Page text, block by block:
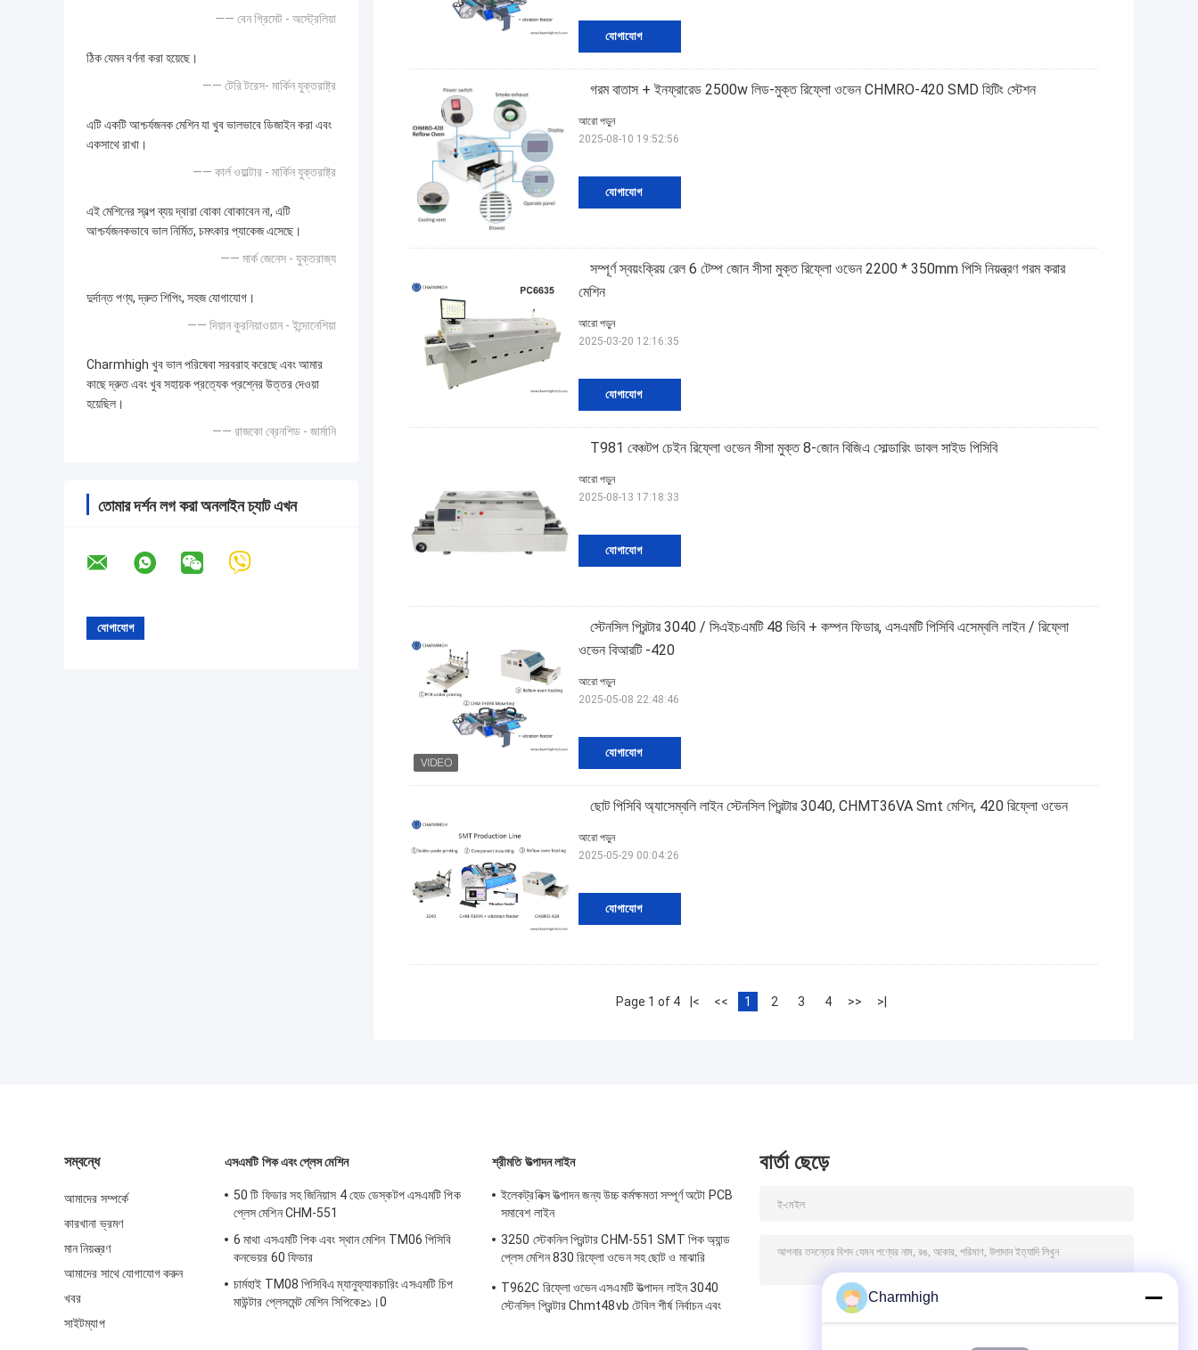
—— বেন গ্রিমেট - অস্ট্রেলিয়া
ঠিক যেমন বর্ণনা করা হয়েছে।
—— টেরি টরেস- মার্কিন যুক্তরাষ্ট্র
এটি একটি আশ্চর্যজনক মেশিন যা খুব ভালভাবে ডিজাইন করা এবং
একসাথে রাখা।
—— কার্ল ওয়াল্টার - মার্কিন যুক্তরাষ্ট্র
এই মেশিনের স্বল্প ব্যয় দ্বারা বোকা বোকাবেন না, এটি
আশ্চর্যজনকভাবে ভাল নির্মিত, চমৎকার প্যাকেজ এসেছে।
—— মার্ক জেনেস - যুক্তরাজ্য
দুর্দান্ত পণ্য, দ্রুত শিপিং, সহজ যোগাযোগ।
—— দিয়ান কুরনিয়াওয়ান - ইন্দোনেশিয়া
Charmhigh খুব ভাল পরিষেবা সরবরাহ করেছে এবং আমার
কাছে দ্রুত এবং খুব সহায়ক প্রত্যেক প্রশ্নের উত্তর দেওয়া
হয়েছিল।
—— রাজকো ব্রেনশিড - জার্মানি
তোমার দর্শন লগ করা অনলাইন চ্যাট এখন
যোগাযোগ
গরম বাতাস + ইনফ্রারেড 2500w লিড-মুক্ত রিফ্লো ওভেন CHMRO-420 SMD হিটিং স্টেশন
যোগাযোগ
আরো পড়ুন
2025-08-10 19:52:56
সম্পূর্ণ স্বয়ংক্রিয় রেল 6 টেম্প জোন সীসা মুক্ত রিফ্লো ওভেন 2200 * 350mm পিসি নিয়ন্ত্রণ গরম করার
মেশিন
যোগাযোগ
আরো পড়ুন
2025-03-20 12:16:35
T981 বেঞ্চটপ চেইন রিফ্লো ওভেন সীসা মুক্ত 8-জোন বিজিএ সোল্ডারিং ডাবল সাইড পিসিবি
যোগাযোগ
আরো পড়ুন
2025-08-13 17:18:33
স্টেনসিল প্রিন্টার 3040 / সিএইচএমটি 48 ভিবি + কম্পন ফিডার, এসএমটি পিসিবি এসেম্বলি লাইন / রিফ্লো
ওভেন বিআরটি -420
যোগাযোগ
আরো পড়ুন
2025-05-08 22:48:46
ছোট পিসিবি অ্যাসেম্বলি লাইন স্টেনসিল প্রিন্টার 3040, CHMT36VA Smt মেশিন, 420 রিফ্লো ওভেন
যোগাযোগ
আরো পড়ুন
2025-05-29 00:04:26
Page 1 of 4 |< << 1 2 3 4 >> >|
সম্বন্ধে
আমাদের সম্পর্কে
কারখানা ভ্রমণ
মান নিয়ন্ত্রণ
আমাদের সাথে যোগাযোগ করুন
খবর
সাইটম্যাপ
এসএমটি পিক এবং প্লেস মেশিন
50 টি ফিডার সহ জিনিয়াস 4 হেড ডেস্কটপ এসএমটি পিক
প্লেস মেশিন CHM-551
6 মাথা এসএমটি পিক এবং স্থান মেশিন TM06 পিসিবি
কনভেয়র 60 ফিডার
চার্মহাই TM08 পিসিবিএ ম্যানুফ্যাকচারিং এসএমটি চিপ
মাউন্টার প্লেসমেন্ট মেশিন সিপিকে≥১।0
শ্রীমতি উত্পাদন লাইন
ইলেকট্রনিক্স উত্পাদন জন্য উচ্চ কর্মক্ষমতা সম্পূর্ণ অটো PCB
সমাবেশ লাইন
3250 স্টেকনিল প্রিন্টার CHM-551 SMT পিক অ্যান্ড
প্লেস মেশিন 830 রিফ্লো ওভেন সহ ছোট ও মাঝারি
T962C রিফ্লো ওভেন এসএমটি উত্পাদন লাইন 3040
স্টেনসিল প্রিন্টার Chmt48vb টেবিল শীর্ষ নির্বাচন এবং
বার্তা ছেড়ে
Charmhigh